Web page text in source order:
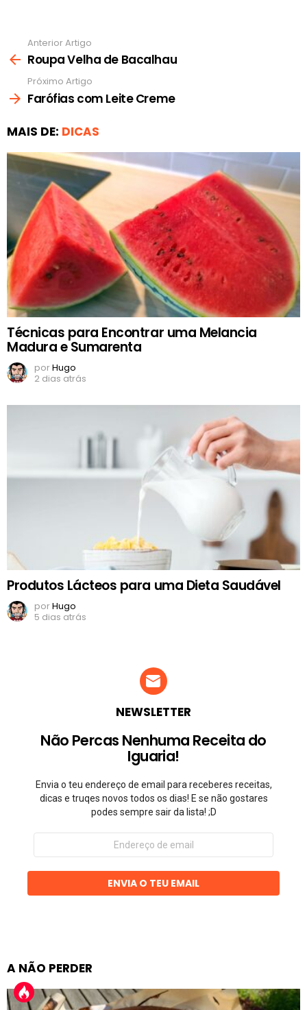
mais
Anterior Artigo
Roupa Velha de Bacalhau
Próximo Artigo
Farófias com Leite Creme
MAIS DE: DICAS
Técnicas para Encontrar uma Melancia
Madura e Sumarenta
porHugo
2 dias atrás
Produtos Lácteos para uma Dieta Saudável
porHugo
5 dias atrás
NEWSLETTER
Não Percas Nenhuma Receita do
Iguaria!
Envia o teu endereço de email para receberes receitas,
dicas e truqes novos todos os dias! E se não gostares
podes sempre sair da lista! ;D
Endereço
email
ENVIA O TEU EMAIL
A NÃO PERDER